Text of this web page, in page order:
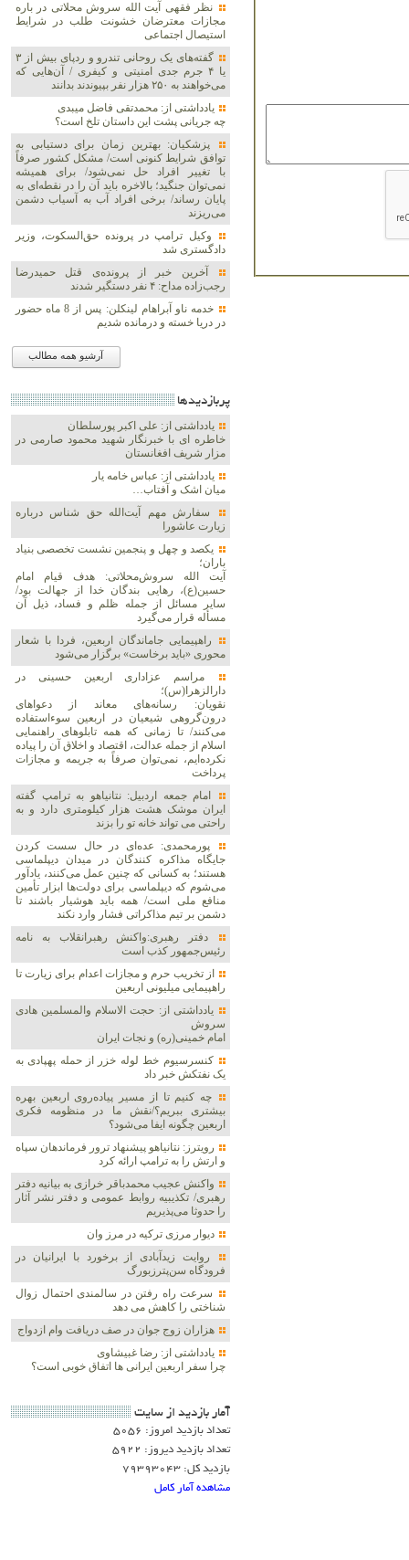
نظر فقهی آیت الله سروش محلاتی در باره
مجازات معترضان خشونت طلب در شرایط
استیصال اجتماعی
گفته‌های یک روحانی تندرو و ردپای بیش از ۳
یا ۴ جرم جدی امنیتی و کیفری / آن‌هایی که
می‌خواهند به ۲۵۰ هزار نفر بپیوندند بدانند
یادداشتی از: محمدتقی فاضل میبدی
چه جریانی پشت این داستان تلخ است؟
پزشکیان‌: بهترین زمان برای دستیابی به
توافق شرایط کنونی است/ مشکل کشور صرفاً
با تغییر افراد حل نمی‌شود/ برای همیشه
نمی‌توان جنگید؛ بالاخره باید آن را در نقطه‌ای به
پایان رساند/ برخی افراد آب به آسیاب دشمن
می‌ریزند
وکیل ترامپ در پرونده حق‌السکوت، وزیر
دادگستری شد
آخرین خبر از پرونده‌ی قتل حمیدرضا
رجب‌زاده مداح: ۴ نفر دستگیر شدند
خدمه ناو آبراهام لینکلن: پس از 8 ماه حضور
در دریا خسته و درمانده‌ شدیم
آرشیو همه مطالب
پربازديدها
یادداشتی از: علی اکبر پورسلطان
خاطره ای با خبرنگار شهید محمود صارمی در
مزار شریف افغانستان
یادداشتی از: عباس خامه یار
میان اشک و آفتاب…
سفارش مهم آیت‌الله حق شناس درباره
زیارت عاشورا
یکصد و چهل و پنجمین نشست تخصصی بنیاد
باران؛
آیت الله سروش‌محلاتی: هدف قیام امام
حسین(ع)، رهایی بندگان خدا از جهالت بود/
سایر مسائل از جمله ظلم و فساد، ذیل آن
مسأله قرار می‌گیرد
راهپیمایی جاماندگان اربعین، فردا با شعار
محوری «باید برخاست» برگزار می‌شود
مراسم عزاداری اربعین حسینی در
دارالزهرا(س)؛
نقویان: رسانه‌های معاند از دعواهای
درون‌گروهی شیعیان در اربعین سوءاستفاده
می‌کنند/ تا زمانی که همه تابلوهای راهنمایی
اسلام از جمله عدالت، اقتصاد و اخلاق آن را پیاده
نکرده‌ایم، نمی‌توان صرفاً به جریمه و مجازات
پرداخت
امام جمعه اردبیل: نتانیاهو به ترامپ گفته
ایران موشک هشت هزار کیلومتری دارد و به
راحتی می تواند خانه تو را بزند
پورمحمدی: عده‌ای در حال سست کردن
جایگاه مذاکره کنندگان در میدان دیپلماسی
هستند؛ به کسانی که چنین عمل می‌کنند، یادآور
می‌شوم که دیپلماسی برای دولت‌ها ابزار تأمین
منافع ملی است/ همه باید هوشیار باشند تا
دشمن بر تیم مذاکراتی فشار وارد نکند
دفتر رهبری:واکنش رهبرانقلاب به نامه
رئیس‌جمهور کذب است
از تخریب حرم و مجازات اعدام برای زیارت تا
راهپیمایی میلیونی اربعین
یادداشتی از: حجت الاسلام والمسلمین هادی
سروش
امام خمینی(ره) و نجات ایران
کنسرسیوم خط لوله خزر از حمله پهپادی به
یک نفتکش خبر داد
چه کنیم تا از مسیر پیاده‌روی اربعین بهره
بیشتری ببریم؟/نقش ما در منظومه فکری
اربعین چگونه ایفا می‌شود؟
رویترز: نتانیاهو پیشنهاد ترور فرماندهان سپاه
و ارتش را به ترامپ ارائه کرد
واکنش عجیب محمدباقر خرازی به بیانیه دفتر
رهبری/ تکذیبیه روابط عمومی و دفتر نشر آثار
را حدوثا می‌پذیریم
دیوار مرزی ترکیه در مرز وان
روایت زیدآبادی از برخورد با ایرانیان در
فرودگاه سن‌پترزبورگ
سرعت راه رفتن در سالمندی احتمال زوال
شناختی را کاهش می دهد
هزاران زوج‌ جوان در صف دریافت وام ازدواج
یادداشتی از: رضا غبیشاوی
چرا سفر اربعین ایرانی ها اتفاق خوبی است؟
آمار بازديد از سايت
تعداد بازدید امروز: 5056
تعداد بازدید دیروز: 5922
بازدید کل: 79393043
مشاهده آمار کامل